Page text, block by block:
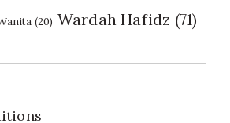
(20) Wardah Hafidz (71)